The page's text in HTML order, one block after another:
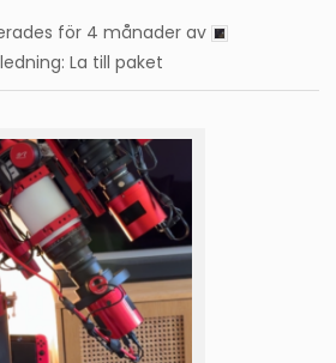
för 4 månader av
La till paket